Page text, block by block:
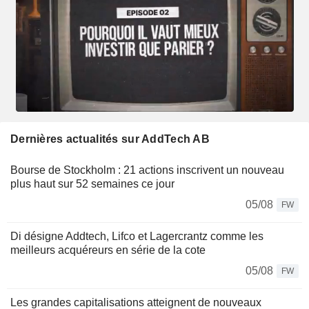
Dernières actualités sur AddTech AB
Bourse de Stockholm : 21 actions inscrivent un nouveau
plus haut sur 52 semaines ce jour
05/08
FW
Di désigne Addtech, Lifco et Lagercrantz comme les
meilleurs acquéreurs en série de la cote
05/08
FW
Les grandes capitalisations atteignent de nouveaux